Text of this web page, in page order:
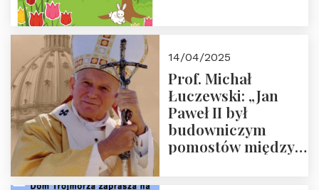
14/04/2025
Prof. Michał
Łuczewski: „Jan
Paweł II był
budowniczym
pomostów między